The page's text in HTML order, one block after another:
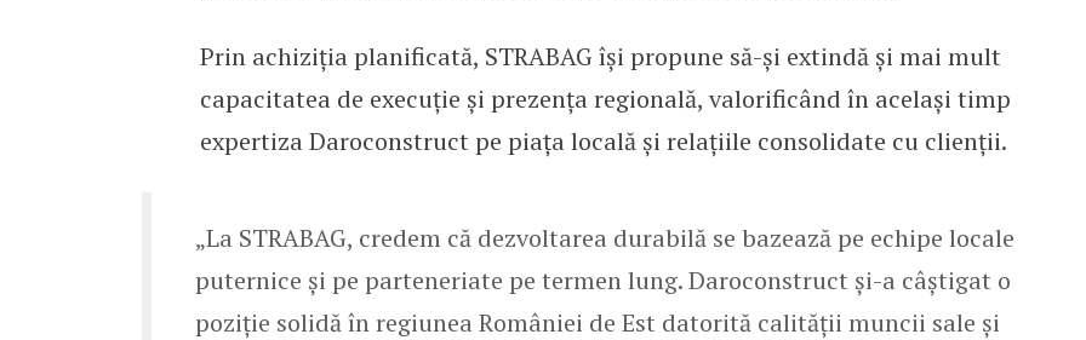
Prin achiziția planificată, STRABAG își propune să-și extindă și mai mult
capacitatea de execuție și prezența regională, valorificând în același timp
expertiza Daroconstruct pe piața locală și relațiile consolidate cu clienții.
„La STRABAG, credem că dezvoltarea durabilă se bazează pe echipe locale
puternice și pe parteneriate pe termen lung. Daroconstruct și-a câștigat o
poziție solidă în regiunea României de Est datorită calității muncii sale și